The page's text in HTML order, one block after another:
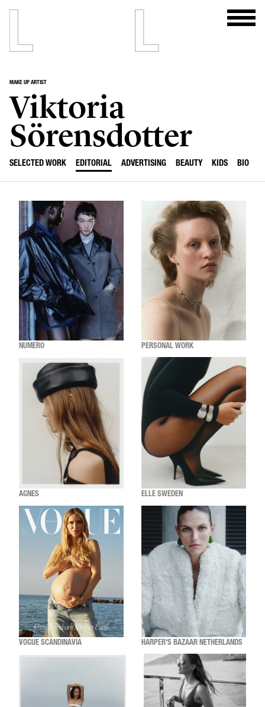
MAKE UP ARTIST
Viktoria
Sörensdotter
SELECTED WORK EDITORIAL ADVERTISING BEAUTY KIDS BIO
NUMERO PERSONAL WORK
AGNES ELLE SWEDEN
VOGUE SCANDINAVIA HARPER'S BAZAAR NETHERLANDS